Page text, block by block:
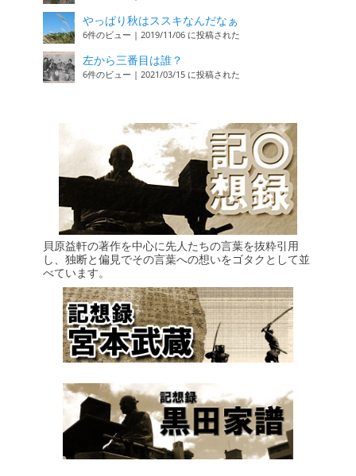
やっぱり秋はススキなんだなぁ
6件のビュー | 2019/11/06 に投稿された
左から三番目は誰？
6件のビュー | 2021/03/15 に投稿された
貝原益軒の著作を中心に先人たちの言葉を抜粋引用
し、独断と偏見でその言葉への想いをゴタクとして並
べています。